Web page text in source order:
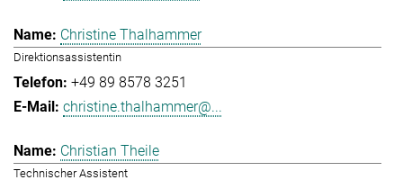
Christine Thalhammer
Direktionsassistentin
+49 89 8578 3251
christine.thalhammer@...
Christian Theile
Technischer Assistent